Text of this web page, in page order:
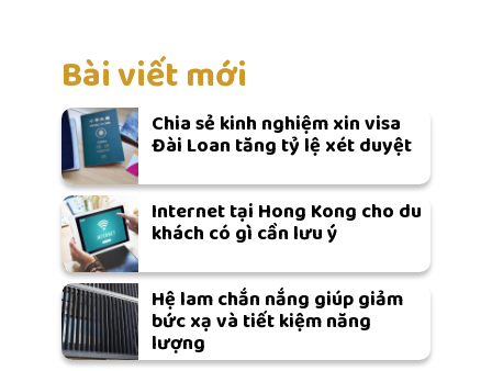
Bài viết mới
Chia sẻ kinh nghiệm xin visa
Đài Loan tăng tỷ lệ xét duyệt
Internet tại Hong Kong cho du
khách có gì cần lưu ý
Hệ lam chắn nắng giúp giảm
bức xạ và tiết kiệm năng
lượng